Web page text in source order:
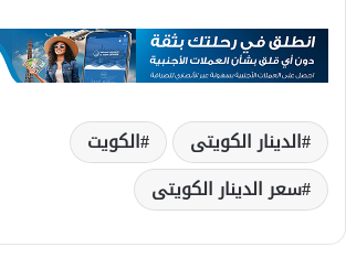
الدينار الكويتى
الكويت
سعر الدينار الكويتى